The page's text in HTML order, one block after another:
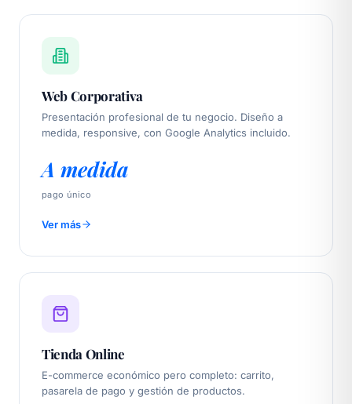
Web Corporativa
Presentación profesional de tu negocio. Diseño a
medida, responsive, con Google Analytics incluido.
A medida
pago único
Ver más
Tienda Online
E-commerce económico pero completo: carrito,
pasarela de pago y gestión de productos.